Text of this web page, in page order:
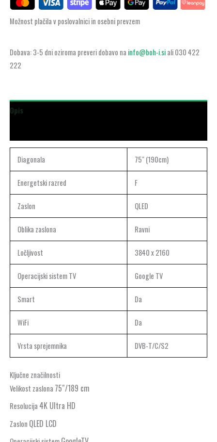
Možnost plačila v poslovalnici in osebni prevzem
Dobava: 3-5 dni oziroma preveri dobavo na info@boh-i.siali 030 422
222
Opis
Diagonala 75″ (190cm)
Energetski razred F
Zaslon QLED
Oblika zaslona Ravni
Ločljivost 3840 x 2160
Operacijski sistem TV Google TV
Smart Da
WiFi Da
Vrsta sprejemnika DVB-T/C/S2
Ključne značilnosti
Velikost zaslona 75″/189 cm
Resolucija 4K Ultra HD
Zaslon QLED LCD